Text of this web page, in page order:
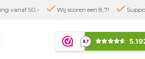
vanaf 50,- Wij scoren een 8,7!